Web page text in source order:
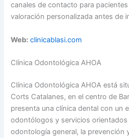
canales de contacto para
valoración personalizada antes de
Web: clinicablasi.com
Clínica Odontológica AHOA
Clínica Odontológica AHOA está
Corts Catalanes, en el centro de
presenta una clínica dental con un
odontólogos y servicios orientados
odontología general, la prevención